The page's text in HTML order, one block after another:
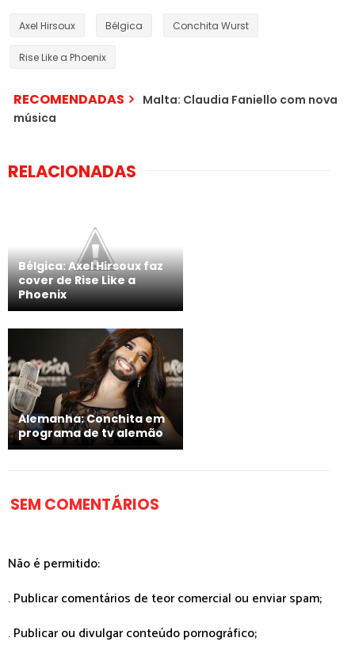
Axel Hirsoux Bélgica Conchita Wurst
Rise Like a Phoenix
RECOMENDADAS
Malta: Claudia Faniello com nova
música
RELACIONADAS
Bélgica: Axel Hirsoux faz
cover de Rise Like a
Phoenix
Alemanha: Conchita em
programa de tv alemão
SEM COMENTÁRIOS
Não é permitido:
. Publicar comentários de teor comercial ou enviar spam;
. Publicar ou divulgar conteúdo pornográfico;